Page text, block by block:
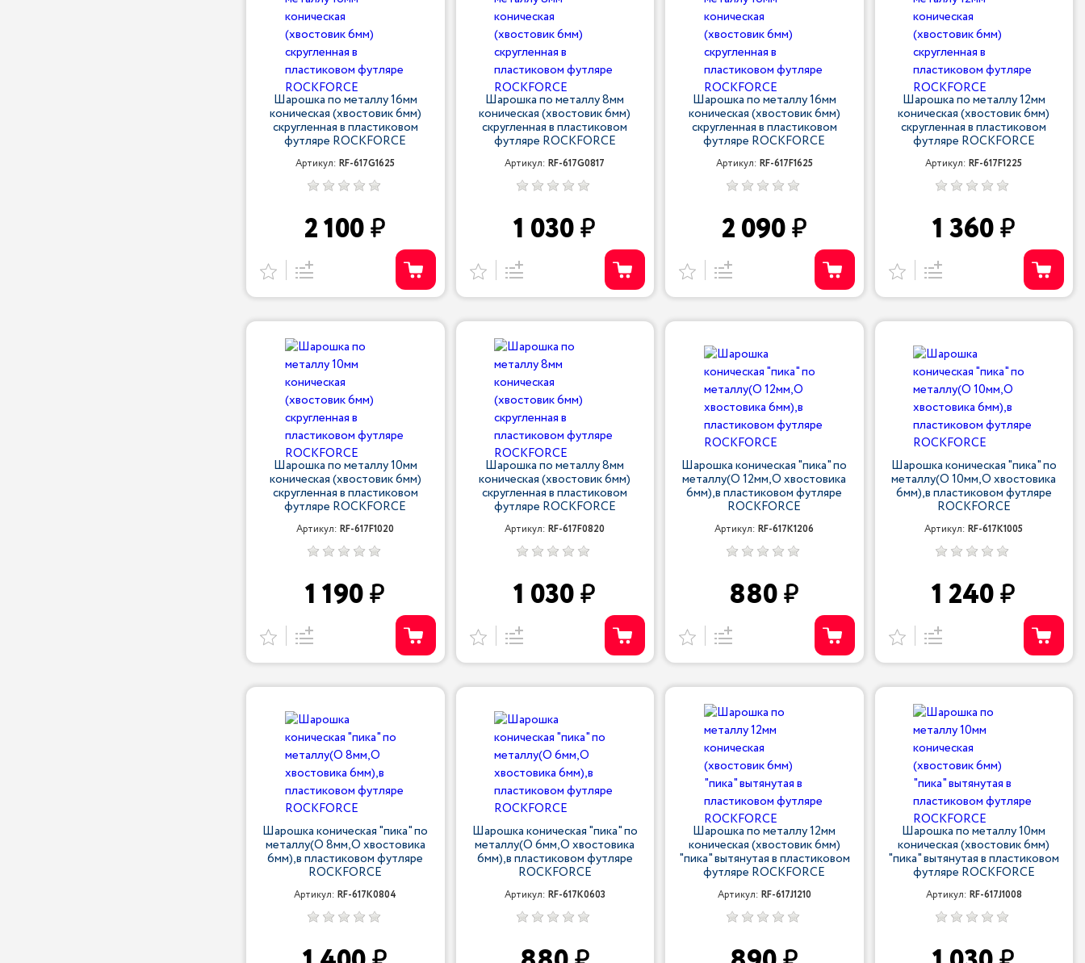
Шарошка по металлу 16мм
коническая (хвостовик 6мм)
скругленная в пластиковом
футляре ROCKFORCE
Артикул:RF-617G1625
2 100
Шарошка по металлу 8мм
коническая (хвостовик 6мм)
скругленная в пластиковом
футляре ROCKFORCE
Артикул:RF-617G0817
1 030
Шарошка по металлу 16мм
коническая (хвостовик 6мм)
скругленная в пластиковом
футляре ROCKFORCE
Артикул: RF-617F1625
2 090
Шарошка по металлу 12мм
коническая (хвостовик 6мм)
скругленная в пластиковом
футляре ROCKFORCE
Артикул:RF-617F1225
1 360
Шарошка по металлу 10мм
коническая (хвостовик 6мм)
скругленная в пластиковом
футляре ROCKFORCE
Артикул:RF-617F1020
1 190
Шарошка по металлу 8мм
коническая (хвостовик 6мм)
скругленная в пластиковом
футляре ROCKFORCE
Артикул:RF-617F0820
1 030
Шарошка коническая "пика" по
металлу(O 12мм,O хвостовика
6мм),в пластиковом футляре
ROCKFORCE
Артикул:RF-617K1206
880
Шарошка коническая "пика" по
металлу(O 10мм,O хвостовика
6мм),в пластиковом футляре
ROCKFORCE
Артикул:RF-617K1005
1 240
Шарошка коническая "пика" по
металлу(O 8мм,O хвостовика
6мм),в пластиковом футляре
ROCKFORCE
Артикул:RF-617K0804
Шарошка коническая "пика" по
металлу(O 6мм,O хвостовика
6мм),в пластиковом футляре
ROCKFORCE
Артикул: RF-617K0603
Шарошка по металлу 12мм
коническая (хвостовик 6мм)
"пика" вытянутая в пластиковом
футляре ROCKFORCE
Артикул: RF-617J1210
Шарошка по металлу 10мм
коническая (хвостовик 6мм)
"пика" вытянутая в пластиковом
футляре ROCKFORCE
Артикул: RF-617J1008